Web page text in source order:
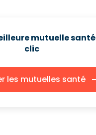
mutuelle santé
clic
les mutuelles santé